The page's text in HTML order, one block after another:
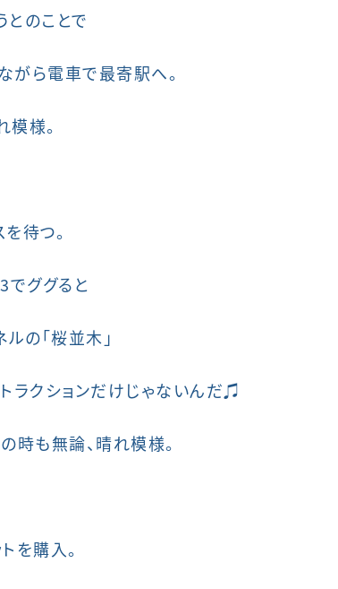
のことで
がら電車で最寄駅へ。
模様。
待つ。
ググると
の「桜並木」
ラクションだけじゃないんだ♫
時も無論、晴れ模様。
を購入。